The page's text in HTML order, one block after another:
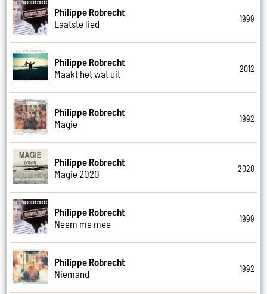
Philippe Robrecht
Laatste lied
1999
Philippe Robrecht
Maakt het wat uit
2012
Philippe Robrecht
Magie
1992
Philippe Robrecht
Magie 2020
2020
Philippe Robrecht
Neem me mee
1999
Philippe Robrecht
Niemand
1992